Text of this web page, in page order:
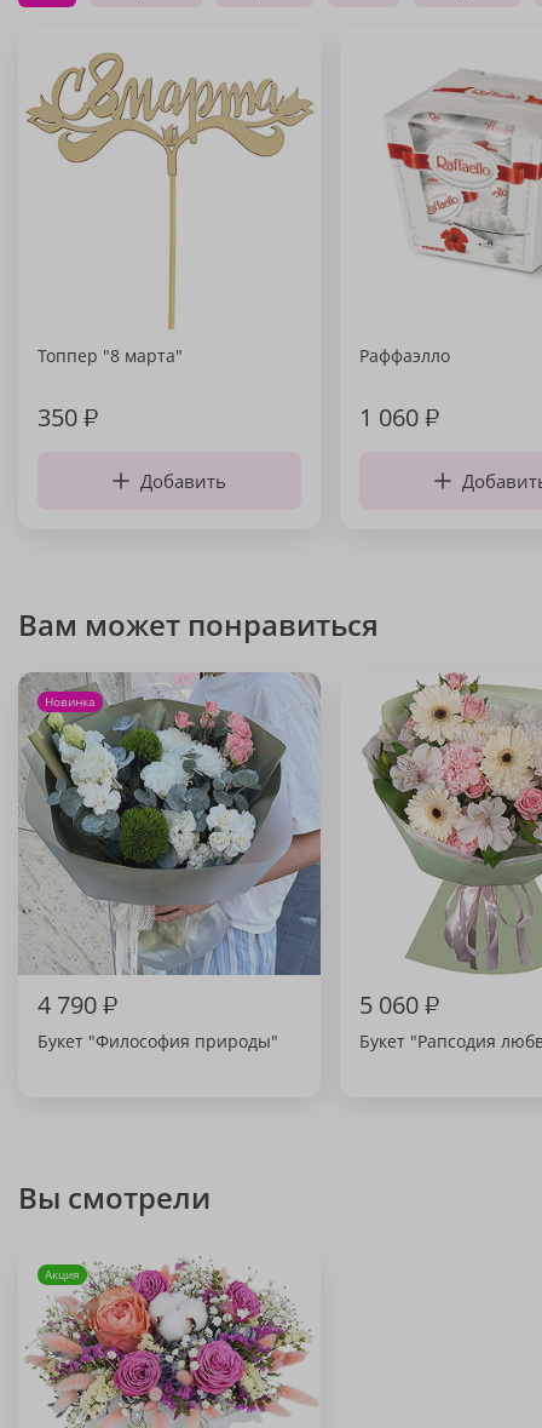
Топпер "8 марта"
350₽
Добавить
Раффаэлло
1 060₽
Вам может понравиться
Новинка
4 790₽
Букет "Философия природы"
5 060₽
Букет "Рапсодия
Вы смотрели
Акция